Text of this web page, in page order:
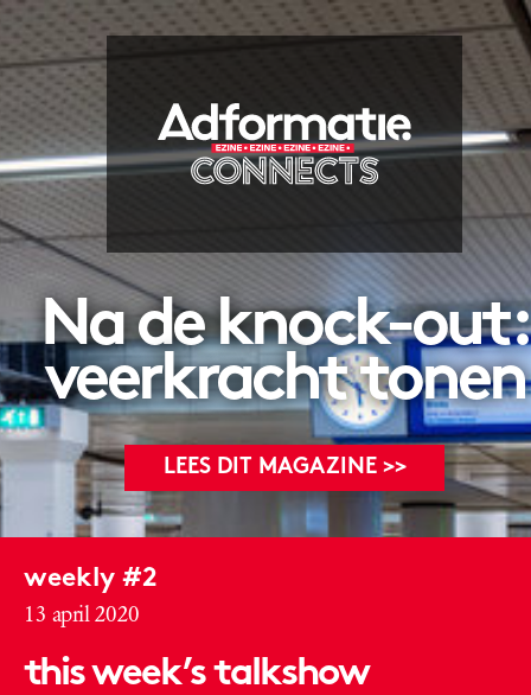
weekly #2
13 april 2020
this week’s talkshow
Na de knock-out:
veerkracht tonen
LEES DIT MAGAZINE >>